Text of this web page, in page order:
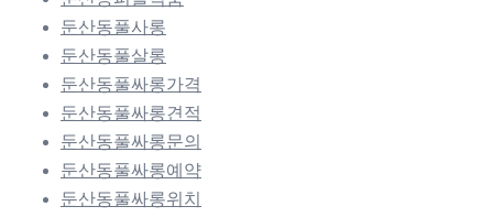
둔산동풀사롱
둔산동풀살롱
둔산동풀싸롱가격
둔산동풀싸롱견적
둔산동풀싸롱문의
둔산동풀싸롱예약
둔산동풀싸롱위치